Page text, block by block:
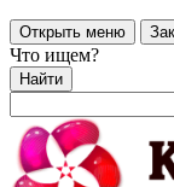
Открыть меню
Что ищем?
Найти